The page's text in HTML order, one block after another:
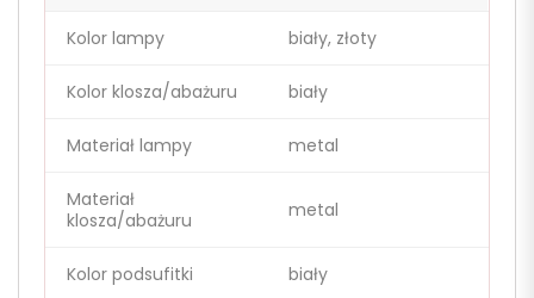
Kolor lampy biały, złoty
Kolor klosza/abażuru biały
Materiał lampy metal
Materiał
klosza/abażuru
metal
Kolor podsufitki biały